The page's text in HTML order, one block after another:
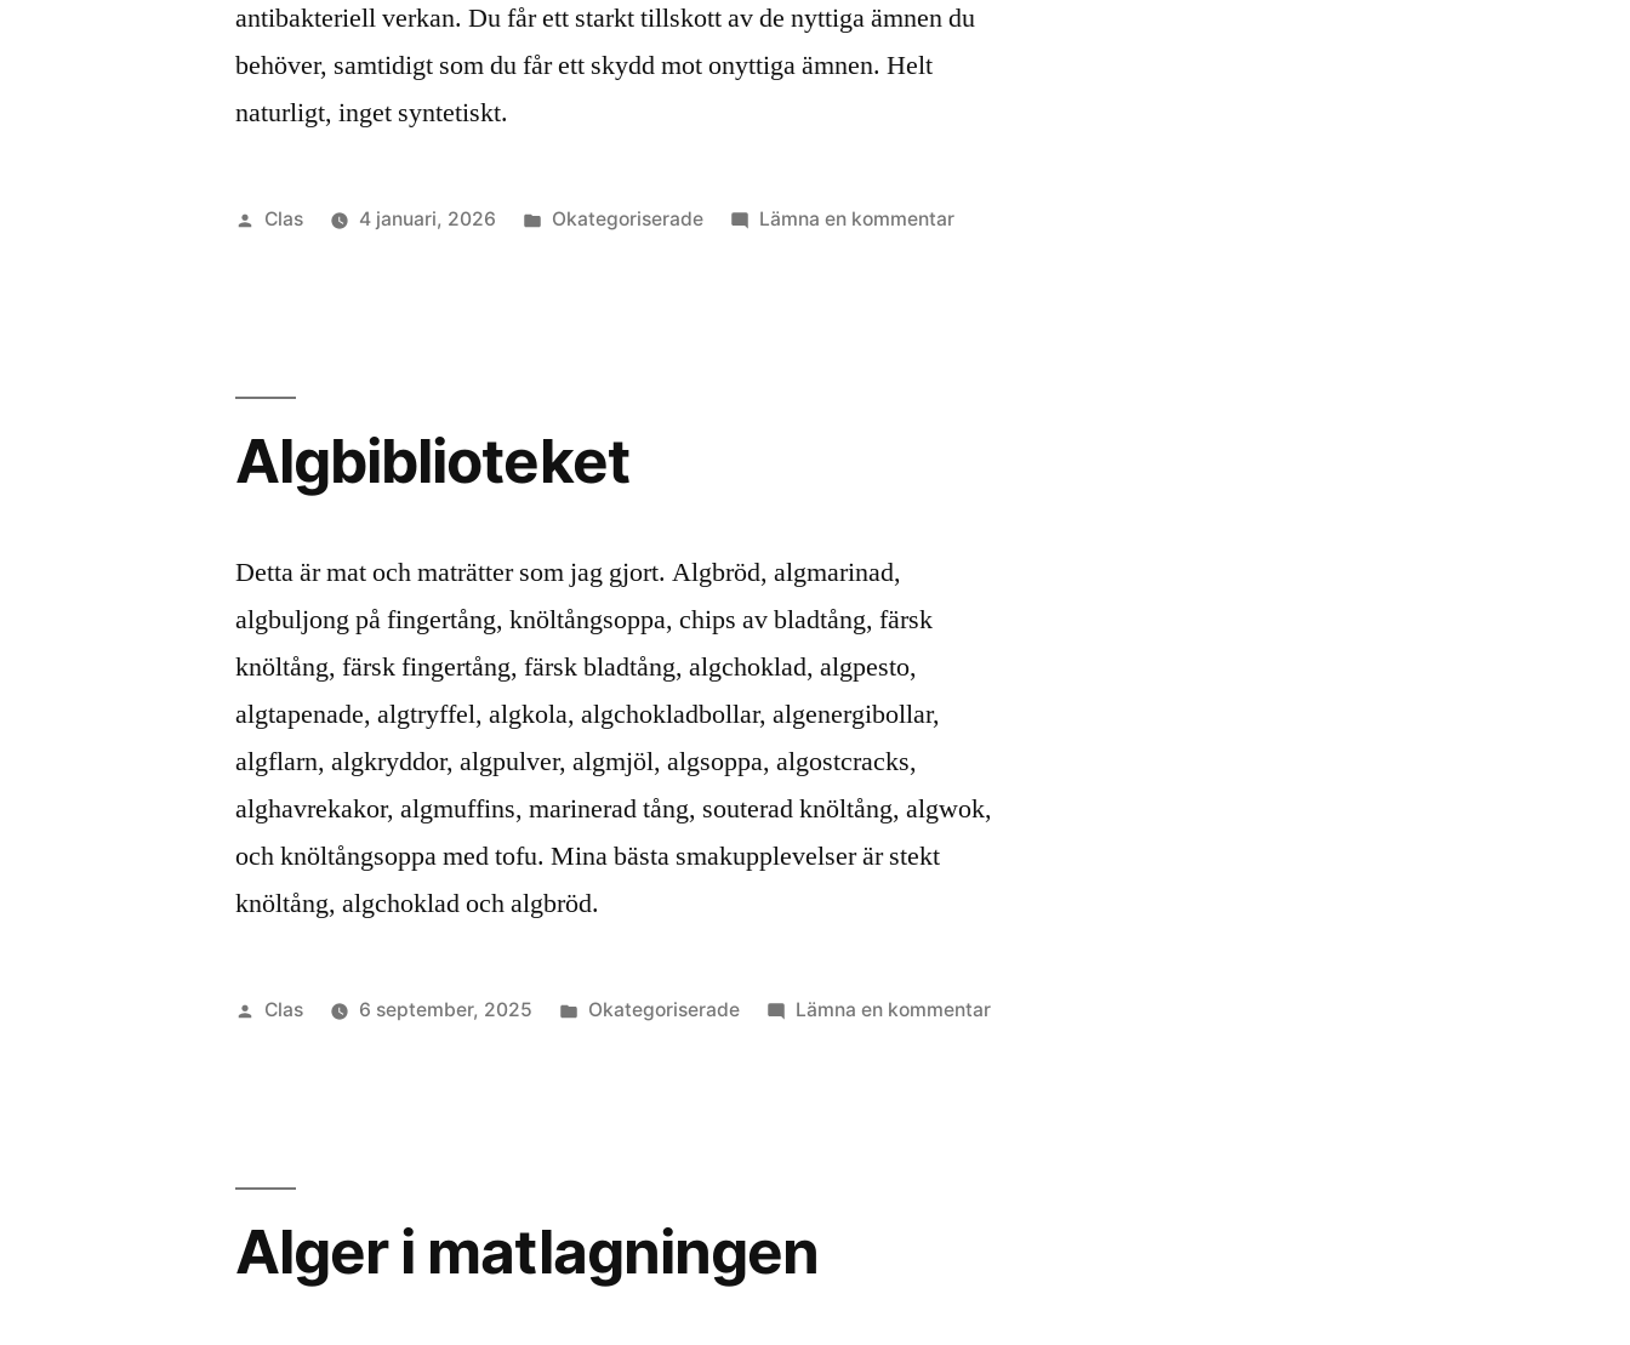
antibakteriell verkan. Du får ett starkt tillskott av de nyttiga ämnen du
behöver, samtidigt som du får ett skydd mot onyttiga ämnen. Helt
naturligt, inget syntetiskt.
Publicerat
Clas 4 januari, 2026
Publicerat
Okategoriserade Lämna en kommentartill
Algbiblioteket
Detta är mat och maträtter som jag gjort. Algbröd, algmarinad,
algbuljong på fingertång, knöltångsoppa, chips av bladtång, färsk
knöltång, färsk fingertång, färsk bladtång, algchoklad, algpesto,
algtapenade, algtryffel, algkola, algchokladbollar, algenergibollar,
algflarn, algkryddor, algpulver, algmjöl, algsoppa, algostcracks,
alghavrekakor, algmuffins, marinerad tång, souterad knöltång, algwok,
och knöltångsoppa med tofu. Mina bästa smakupplevelser är stekt
knöltång, algchoklad och algbröd.
Publicerat
Clas 6 september, 2025
Publicerat
Okategoriserade Lämna en kommentartill
Alger i matlagningen